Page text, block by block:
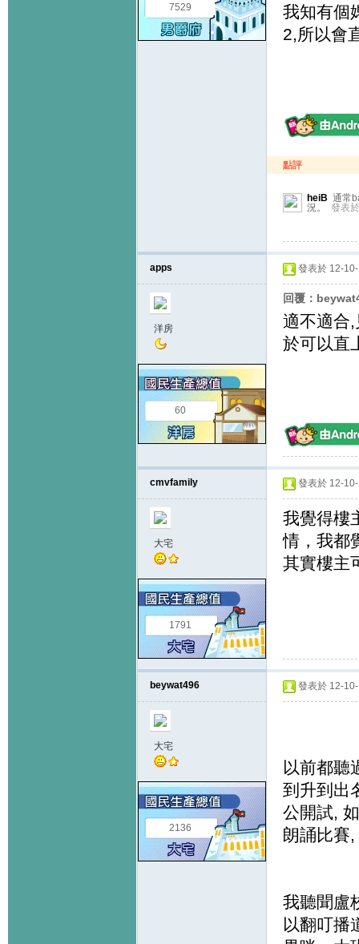
7529
我知有個
2,所以會
點評
heiB 通常
況。 發表
apps
洋房
60
發表於 12-
回覆：
適不適合
於可以直
cmvfamily
大宅
1791
發表於 12-
我覺得樓
情，我都
其實樓主
beywat496
大宅
2136
發表於 12-
以前都聽
到升到出
公開試,
朗誦比賽
我聽聞盧
以翻叮播